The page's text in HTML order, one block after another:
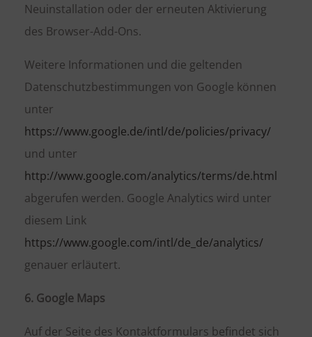
Neuinstallation oder der erneuten Aktivierung
des Browser-Add-Ons.
Weitere Informationen und die geltenden
Datenschutzbestimmungen von Google können
unter
https://www.google.de/intl/de/policies/privacy/
und unter
http://www.google.com/analytics/terms/de.html
abgerufen werden. Google Analytics wird unter
diesem Link
https://www.google.com/intl/de_de/analytics/
genauer erläutert.
6. Google Maps
Auf der Seite des Kontaktformulars befindet sich